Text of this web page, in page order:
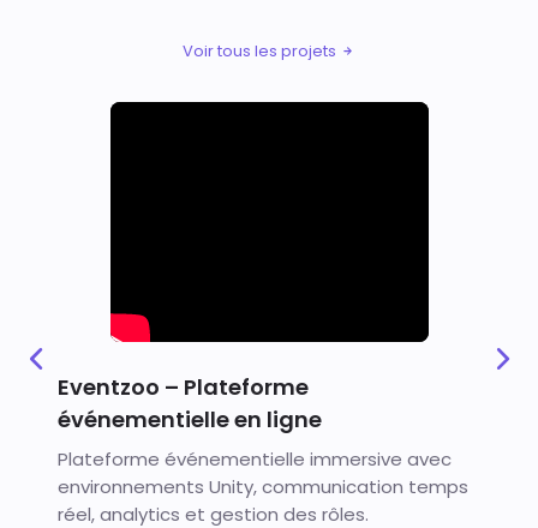
Voir tous les projets
Eventzoo – Plateforme
événementielle en ligne
Plateforme événementielle immersive avec
environnements Unity, communication temps
réel, analytics et gestion des rôles.